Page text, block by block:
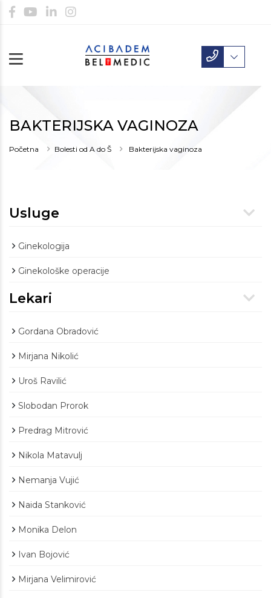
BAKTERIJSKA VAGINOZA
Početna Bolesti od A do Š Bakterijska vaginoza
Usluge
Ginekologija
Ginekološke operacije
Lekari
Gordana Obradović
Mirjana Nikolić
Uroš Ravilić
Slobodan Prorok
Predrag Mitrović
Nikola Matavulj
Nemanja Vujić
Naida Stanković
Monika Delon
Ivan Bojović
Mirjana Velimirović